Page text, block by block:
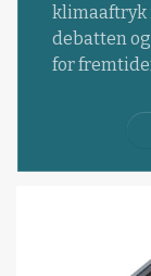
klimaaftryk
debatten
for